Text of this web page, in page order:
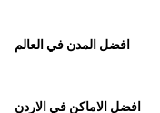
افضل المدن في العالم
افضل الاماكن في الاردن